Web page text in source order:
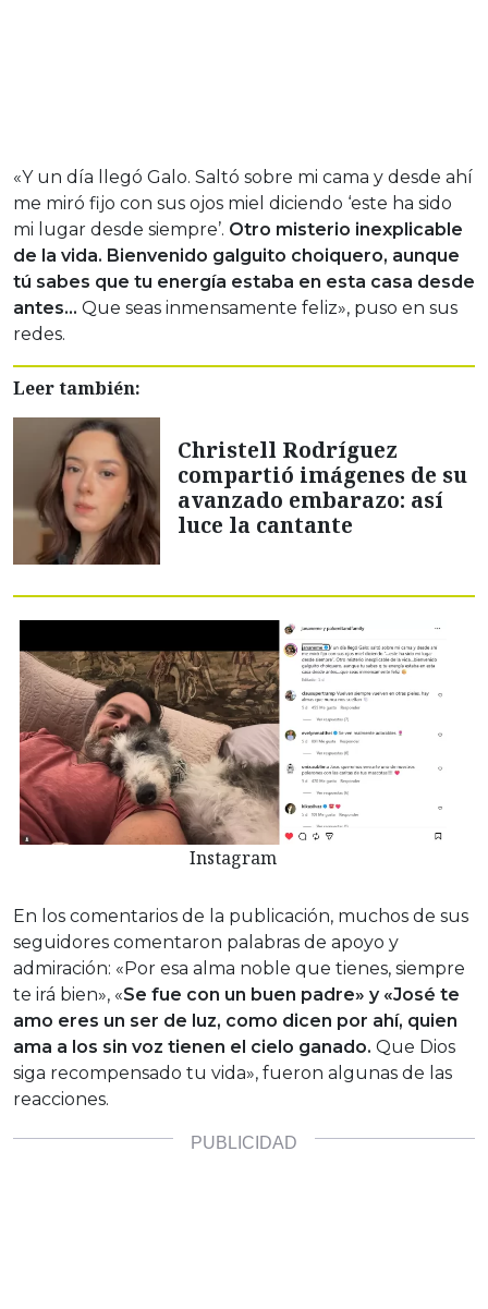
«Y un día llegó Galo. Saltó sobre mi cama y desde ahí
me miró fijo con sus ojos miel diciendo ‘este ha sido
mi lugar desde siempre’. Otro misterio inexplicable
de la vida. Bienvenido galguito choiquero, aunque
tú sabes que tu energía estaba en esta casa desde
antes… Que seas inmensamente feliz», puso en sus
redes.
Leer también:
Christell Rodríguez
compartió imágenes de su
avanzado embarazo: así
luce la cantante
Instagram
En los comentarios de la publicación, muchos de sus
seguidores comentaron palabras de apoyo y
admiración: «Por esa alma noble que tienes, siempre
te irá bien», «Se fue con un buen padre» y «José te
amo eres un ser de luz, como dicen por ahí, quien
ama a los sin voz tienen el cielo ganado. Que Dios
siga recompensado tu vida», fueron algunas de las
reacciones.